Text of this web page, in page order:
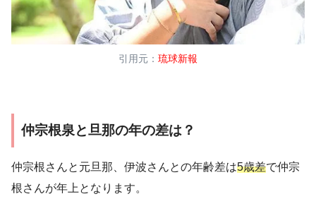
引用元： 琉球新報
仲宗根泉と旦那の年の差は？
仲宗根さんと元旦那、伊波さんとの年齢差は5歳差で仲宗
根さんが年上となります。